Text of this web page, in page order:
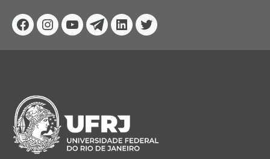
Facebook
Instagram
YoutubeTelegram
Linkedin
Twitter